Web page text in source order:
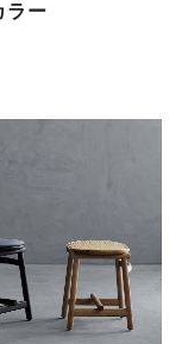
ラー